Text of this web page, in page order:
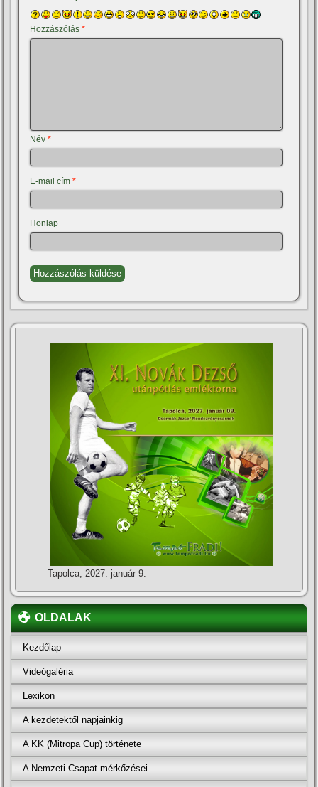
Hozzászólás*
Név*
E-mail cím*
Honlap
Tapolca, 2027. január 9.
OLDALAK
Kezdőlap
Videógaléria
Lexikon
A kezdetektől napjainkig
A KK (Mitropa Cup) története
A Nemzeti Csapat mérkőzései